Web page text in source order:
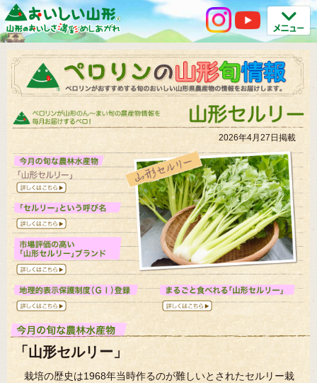
2026年4月27日掲載
「山形セルリー」
栽培の歴史は1968年当時作るのが難しいとされたセルリー栽